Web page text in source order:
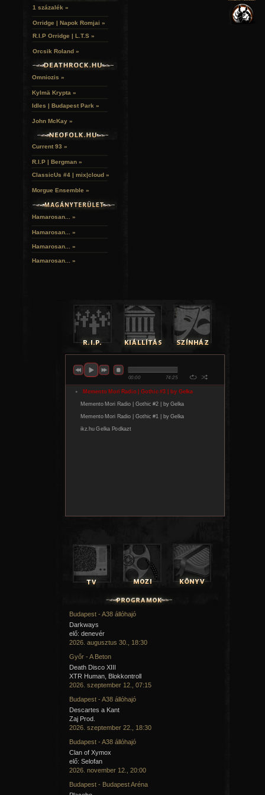
HELYEK
RELIKVIÁK
VERSEK
1 százalék »
Orridge | Napok Romjai »
R.I.P Orridge | L.T.S »
Orcsik Roland »
Omniozis »
Kylmä Krypta »
Idles | Budapest Park »
John McKay »
Current 93 »
R.I.P | Bergman »
ClassicUs #4 | mix|cloud »
Morgue Ensemble »
Hamarosan... »
Hamarosan... »
Hamarosan... »
Hamarosan... »
Budapest - A38 állóhajó
Darkways
elő: denevér
2026. augusztus 30., 18:30
Győr - A Beton
Death Disco XIII
XTR Human, Blokkontroll
2026. szeptember 12., 07:15
Budapest - A38 állóhajó
Descartes a Kant
Zaj Prod.
2026. szeptember 22., 18:30
Budapest - A38 állóhajó
Clan of Xymox
elő: Selofan
2026. november 12., 20:00
Budapest - Budapest Aréna